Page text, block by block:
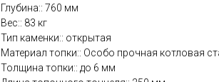
Глубина:: 760 мм
Вес:: 83 кг
Тип каменки:: открытая
Материал топки:: Особо прочная котловая
Толщина топки:: до 6 мм